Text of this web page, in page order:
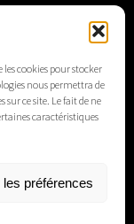
cookies pour stocker
nous permettra de
ce site. Le fait de ne
caractéristiques
les préférences